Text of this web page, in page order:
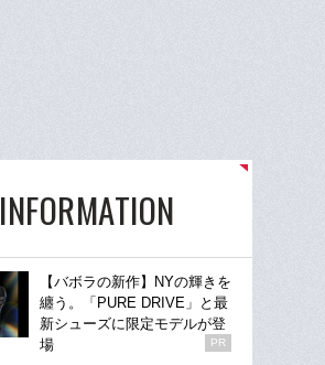
INFORMATION
【バボラの新作】NYの輝きを
纏う。「PURE DRIVE」と最
新シューズに限定モデルが登
場
PR